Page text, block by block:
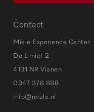
Contact
Miele Experience Center
De Limiet 2
4131 NR Vianen
0347 378 888
info@miele.nl